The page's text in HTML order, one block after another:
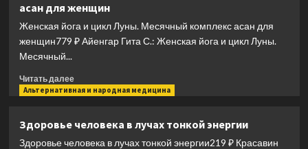
асан для женщин
Женская йога и цикл Луны. Месячный комплекс асан для
женщин779 ₽ Айенгар Гита С.: Женская йога и цикл Луны.
Месячный...
Читать далееПрочитать
больше
йога
и
Альтернативная и народная медицина
Здоровье человека в лучах тонкой энергии
Здоровье человека в лучах тонкой энергии219 ₽ Красавин